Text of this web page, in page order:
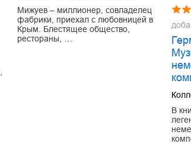
Мижуев – миллионер, совладелец
фабрики, приехал с любовницей в
Крым. Блестящее общество,
рестораны, …
В